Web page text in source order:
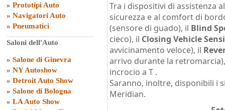
» Prototipi Auto
» Navigatori Auto
» Pneumatici
Saloni dell'Auto
» Salone di Ginevra
» NY Autoshow
» Detroit Auto Show
» Salone di Bologna
» LA Auto Show
Tra i dispositivi di assistenza
sicurezza e al comfort di
(sensore di guado), il Blind
cieco), il Closing Vehicle
avvicinamento veloce), il
arrivo durante la
incrocio a T .
Saranno, inoltre, disponibili i
Meridian.